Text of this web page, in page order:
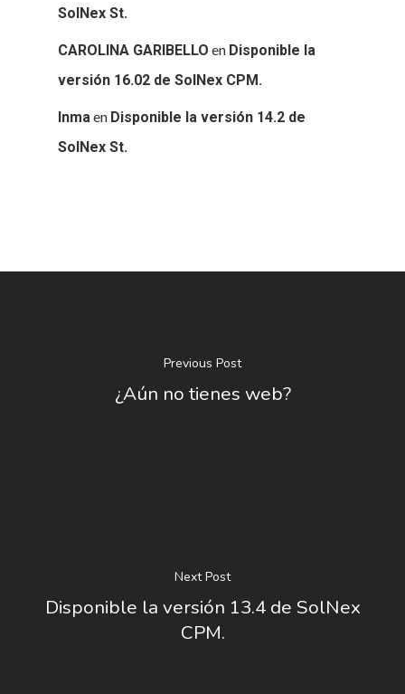
SolNex St.
CAROLINA GARIBELLO en Disponible la
versión 16.02 de SolNex CPM.
Inmaen Disponible la versión 14.2 de
SolNex St.
Previous Post
¿Aún no tienes web?
Next Post
Disponible la versión 13.4 de SolNex
CPM.